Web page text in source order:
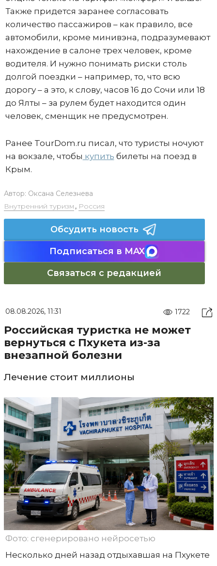
Также придется заранее согласовать
количество пассажиров – как правило, все
автомобили, кроме минивэна, подразумевают
нахождение в салоне трех человек, кроме
водителя. И нужно понимать риски столь
долгой поездки – например, то, что всю
дорогу – а это, к слову, часов 16 до Сочи или 18
до Ялты – за рулем будет находится один
человек, сменщик не предусмотрен.
Ранее TourDom.ru писал, что туристы ночуют
на вокзале, чтобы купить билеты на поезд в
Крым.
Автор: Оксана Селезнева
Внутренний туризм , Россия
Обсудить новость
Подписаться в MAX
Связаться с редакцией
08.08.2026, 11:31 1722
Российская туристка не может
вернуться с Пхукета из-за
внезапной болезни
Лечение стоит миллионы
Фото: сгенерировано нейросетью
Несколько дней назад отдыхавшая на Пхукете